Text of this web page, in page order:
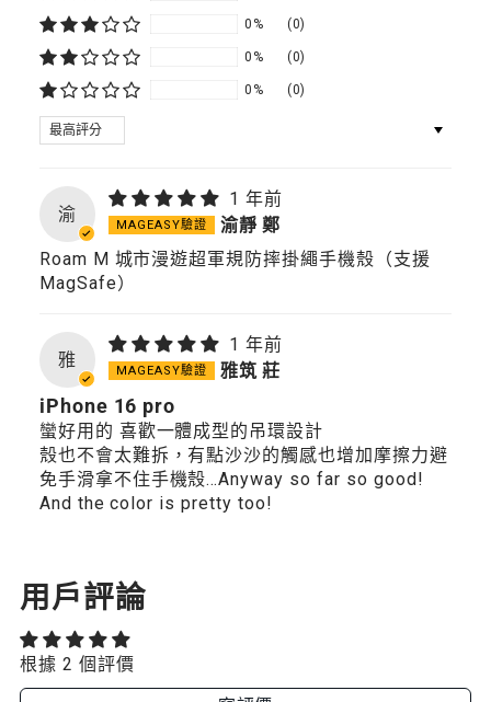
（支
MagSafe）
0% (0)
0% (0)
0% (0)
SORT BY
渝
1 年前
渝靜 鄭
Roam M 城市漫遊超軍規防摔掛繩手機殼（支援
MagSafe）
雅
1 年前
雅筑 莊
iPhone 16 pro
蠻好用的 喜歡一體成型的吊環設計
殼也不會太難拆，有點沙沙的觸感也增加摩擦力避
免手滑拿不住手機殼…Anyway so far so good!
And the color is pretty too!
用戶評論
根據 2 個評價